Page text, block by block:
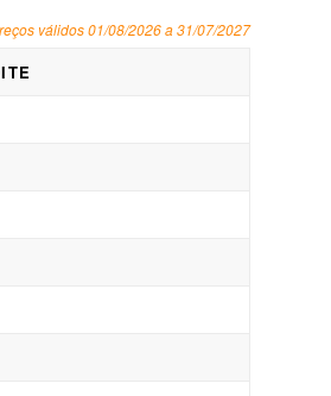
válidos 01/08/2026 a 31/07/2027